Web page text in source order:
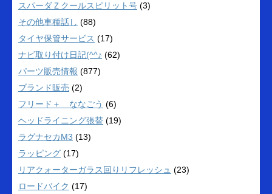
スパーダＺクールスピリット号 (3)
その他車種話し (88)
タイヤ保管サービス (17)
ナビ取り付け日記(^^♪ (62)
パーツ販売情報 (877)
ブランド販売 (2)
フリード＋ ななごう (6)
ヘッドライニング張替 (19)
ラグナセカM3 (13)
ラッピング (17)
リアクォーターガラス回りリフレッシュ (23)
ロードバイク (17)